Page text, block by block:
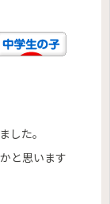
した。
と思います